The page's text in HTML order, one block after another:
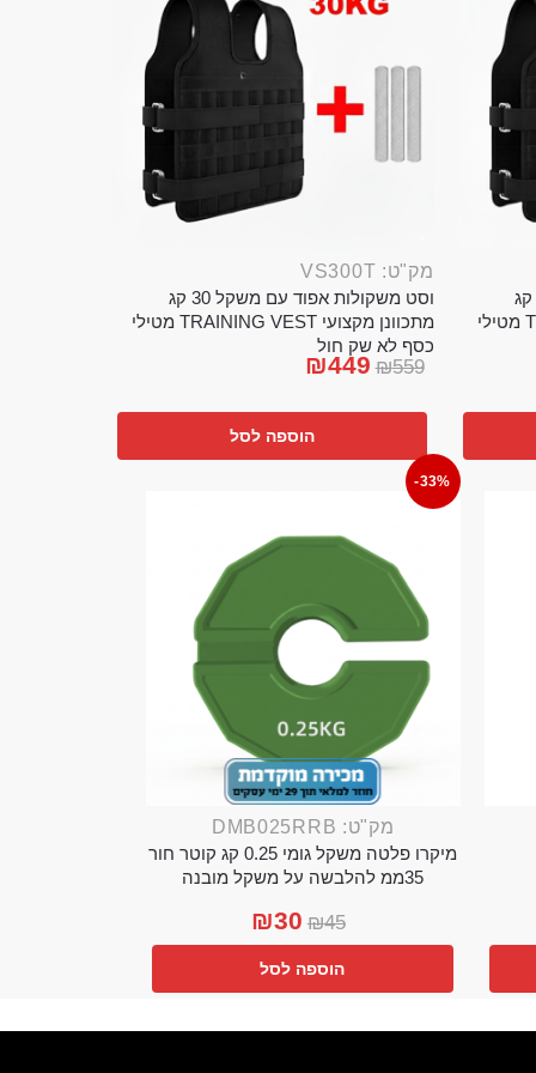
וסט משקולות אפוד עם משקל 20 קג
מתכוונן מקצועי TRAINING VEST מטילי
מק"ט: VS300T
וסט משקולות אפוד עם משקל 30 קג
מתכוונן מקצועי TRAINING VEST מטילי
כסף לא שק חול
₪559
₪449
הוספה לסל
-33%
מק"ט: DMB025RRB
מיקרו פלטה משקל גומי 0.25 קג קוטר חור
35ממ להלבשה על משקל מובנה
₪45
₪30
הוספה לסל